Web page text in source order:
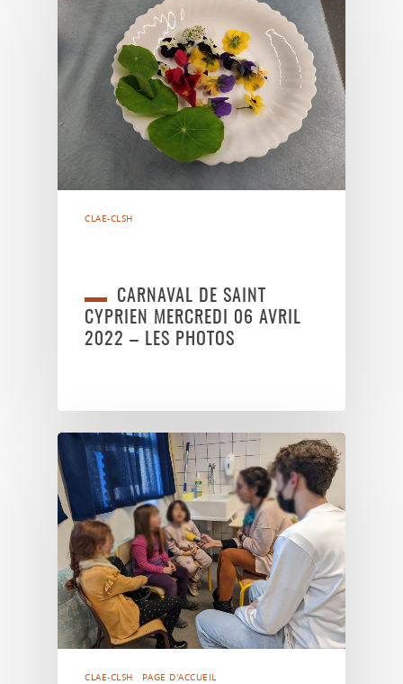
CLAE-CLSH
CARNAVAL DE SAINT
CYPRIEN MERCREDI 06 AVRIL
2022 – LES PHOTOS
CLAE-CLSH PAGE D'ACCUEIL